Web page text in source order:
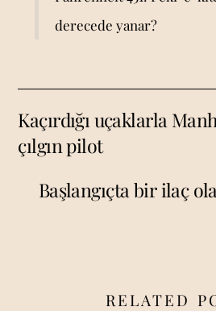
derecede yanar?
Kaçırdığı uçaklarla
çılgın pilot
Başlangıçta bir ilaç
RELATED